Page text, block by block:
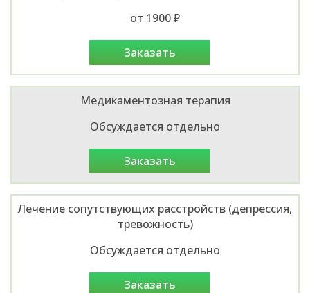
от 1900 ₽
заказать
Медикаментозная терапия
Обсуждается отдельно
заказать
Лечение сопутствующих расстройств (депрессия,
тревожность)
Обсуждается отдельно
заказать